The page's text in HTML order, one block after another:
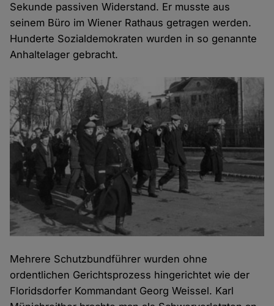
Sekunde passiven Widerstand. Er musste aus
seinem Büro im Wiener Rathaus getragen werden.
Hunderte Sozialdemokraten wurden in so genannte
Anhaltelager gebracht.
Mehrere Schutzbundführer wurden ohne
ordentlichen Gerichtsprozess hingerichtet wie der
Floridsdorfer Kommandant Georg Weissel. Karl